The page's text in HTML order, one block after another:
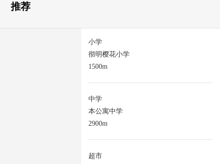
推荐
小学
彻明樱花小学
1500m
中学
本公寓中学
2900m
超市